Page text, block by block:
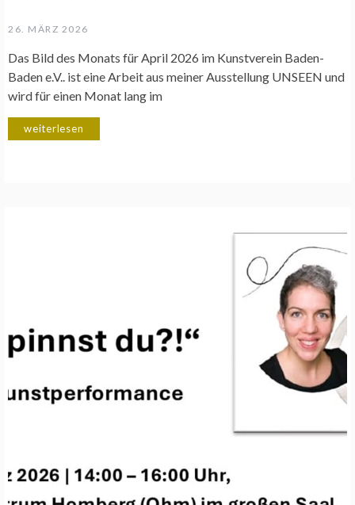
26. MÄRZ 2026
Das Bild des Monats für April 2026 im Kunstverein Baden-
Baden e.V.. ist eine Arbeit aus meiner Ausstellung UNSEEN und
wird für einen Monat lang im
weiterlesen